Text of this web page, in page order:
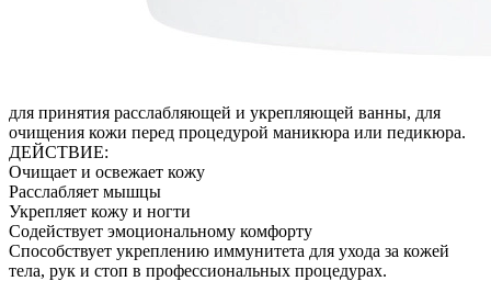
для принятия расслабляющей и укрепляющей ванны, для
очищения кожи перед процедурой маникюра или педикюра.
ДЕЙСТВИЕ:
Очищает и освежает кожу
Расслабляет мышцы
Укрепляет кожу и ногти
Cодействует эмоциональному комфорту
Cпособствует укреплению иммунитета для ухода за кожей
тела, рук и стоп в профессиональных процедурах.